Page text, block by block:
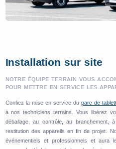
Installation sur site
NOTRE ÉQUIPE TERRAIN VOUS
POUR METTRE EN SERVICE LES
Confiez la mise en service du parc de
à nos techniciens terrains. Vous libérez
déballage, au contrôle, au
restitution des appareils en fin de projet.
événementiels et professionnels et aura